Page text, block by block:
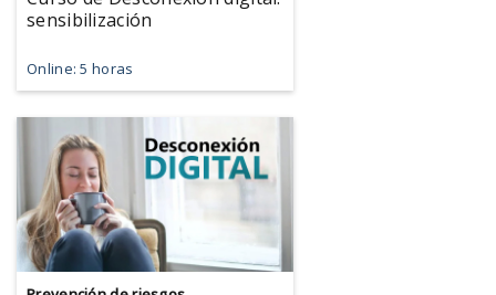
sensibilización
Online: 5 horas